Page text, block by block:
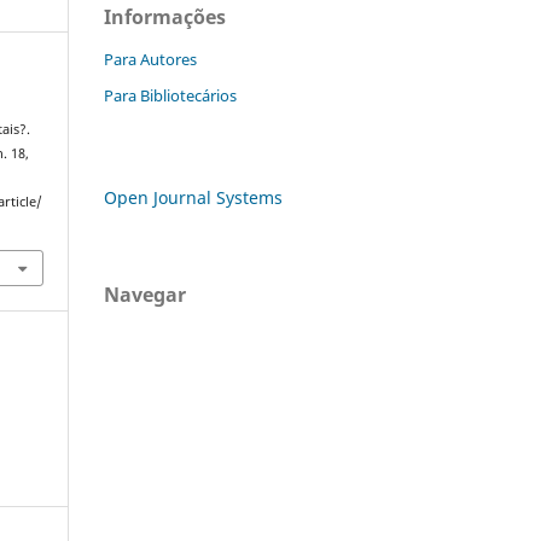
18,
Informações
Para Autores
Para Bibliotecários
Open Journal Systems
Navegar